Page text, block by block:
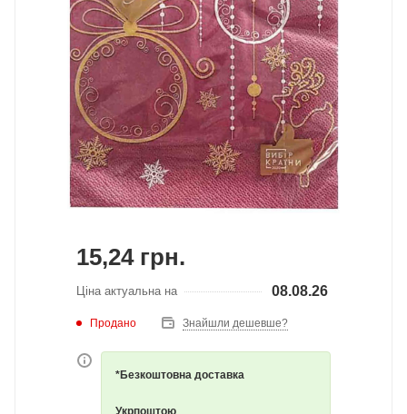
15,24грн.
Ціна актуальна на 08.08.26
Продано Знайшли дешевше?
*Безкоштовна доставка
Укрпоштою